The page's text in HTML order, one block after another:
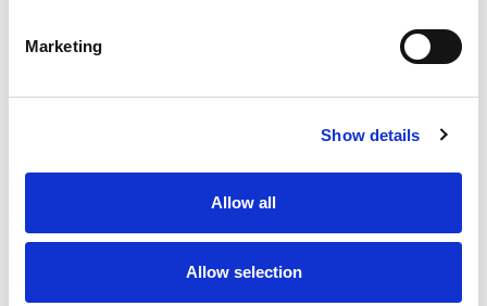
Marketing
Show details
Allow all
Allow selection